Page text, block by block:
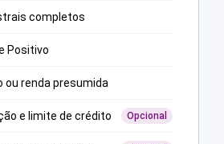
completos
Positivo
ou renda presumida
e limite de crédito Opcional